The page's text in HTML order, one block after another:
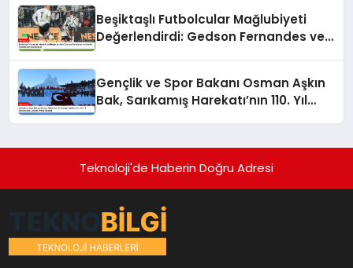
Beşiktaşlı Futbolcular Mağlubiyeti
Değerlendirdi: Gedson Fernandes ve
Gençlik ve Spor Bakanı Osman Aşkın
Bak, Sarıkamış Harekatı’nın 110. Yıl
Teknoloji'de Haberin Doğru Adresi